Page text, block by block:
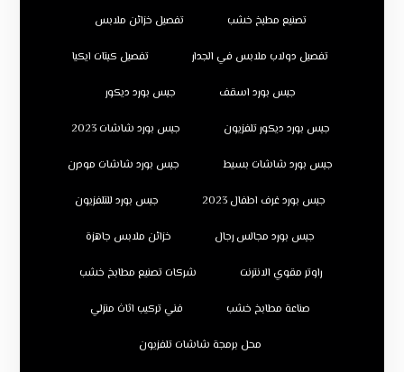
تصنيع مطبخ خشب تفصيل خزائن ملابس
تفصيل دولاب ملابس في الجدار تفصيل كبتات ايكيا
جبس بورد اسقف جبس بورد ديكور
جبس بورد ديكور تلفزيون جبس بورد شاشات 2023
جبس بورد شاشات بسيط جبس بورد شاشات مودرن
جبس بورد غرف اطفال 2023 جبس بورد للتلفزيون
جبس بورد مجالس رجال خزائن ملابس جاهزة
راوتر مقوي الانترنت شركات تصنيع مطابخ خشب
صناعة مطابخ خشب فني تركيب اثاث منزلي
محل برمجة شاشات تلفزيون